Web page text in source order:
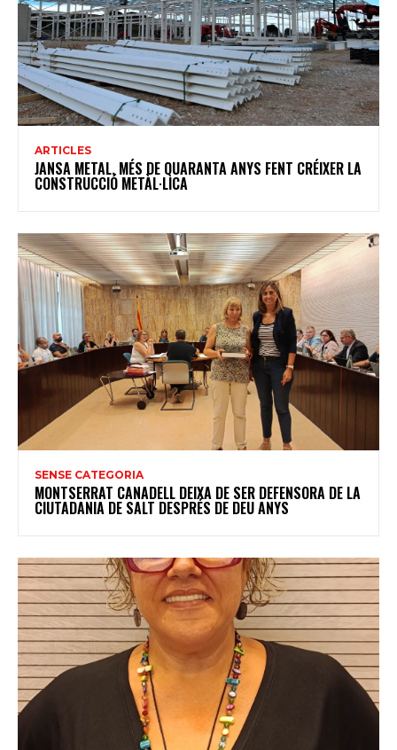
ARTICLES
JANSA METAL, MÉS DE QUARANTA ANYS FENT CRÉIXER LA
CONSTRUCCIÓ METÀL·LICA
SENSE CATEGORIA
MONTSERRAT CANADELL DEIXA DE SER DEFENSORA DE LA
CIUTADANIA DE SALT DESPRÉS DE DEU ANYS